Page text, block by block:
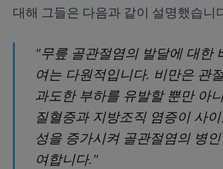
대해 그들은 다음과 같이 설명했습니
"무릎 골관절염의 발달에 대한
여는 다원적입니다. 비만은 관
과도한 부하를 유발할 뿐만 아
질혈증과 지방조직 염증이 사
성을 증가시켜 골관절염의 병
여합니다."